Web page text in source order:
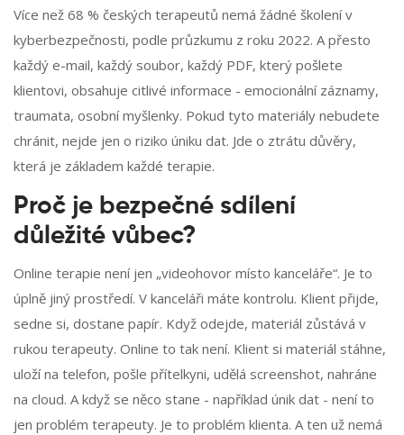
Více než 68 % českých terapeutů nemá žádné školení v
kyberbezpečnosti, podle průzkumu z roku 2022. A přesto
každý e-mail, každý soubor, každý PDF, který pošlete
klientovi, obsahuje citlivé informace - emocionální záznamy,
traumata, osobní myšlenky. Pokud tyto materiály nebudete
chránit, nejde jen o riziko úniku dat. Jde o ztrátu důvěry,
která je základem každé terapie.
Proč je bezpečné sdílení
důležité vůbec?
Online terapie není jen „videohovor místo kanceláře“. Je to
úplně jiný prostředí. V kanceláři máte kontrolu. Klient přijde,
sedne si, dostane papír. Když odejde, materiál zůstává v
rukou terapeuty. Online to tak není. Klient si materiál stáhne,
uloží na telefon, pošle přítelkyni, udělá screenshot, nahráne
na cloud. A když se něco stane - například únik dat - není to
jen problém terapeuty. Je to problém klienta. A ten už nemá